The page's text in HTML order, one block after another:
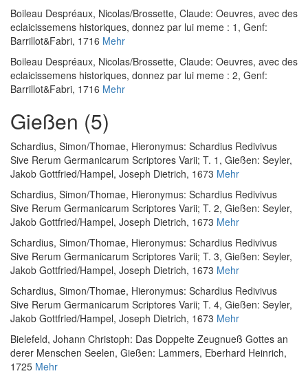
Boileau Despréaux, Nicolas/Brossette, Claude: Oeuvres, avec des
eclaicissemens historiques, donnez par lui meme : 1 , Genf:
Barrillot&Fabri, 1716 Mehr
Boileau Despréaux, Nicolas/Brossette, Claude: Oeuvres, avec des
eclaicissemens historiques, donnez par lui meme : 2, Genf:
Barrillot&Fabri, 1716 Mehr
Gießen (5)
Schardius, Simon/Thomae, Hieronymus: Schardius Redivivus
Sive Rerum Germanicarum Scriptores Varii; T. 1 , Gießen: Seyler,
Jakob Gottfried/Hampel, Joseph Dietrich, 1673 Mehr
Schardius, Simon/Thomae, Hieronymus: Schardius Redivivus
Sive Rerum Germanicarum Scriptores Varii; T. 2, Gießen: Seyler,
Jakob Gottfried/Hampel, Joseph Dietrich, 1673 Mehr
Schardius, Simon/Thomae, Hieronymus: Schardius Redivivus
Sive Rerum Germanicarum Scriptores Varii; T. 3, Gießen: Seyler,
Jakob Gottfried/Hampel, Joseph Dietrich, 1673 Mehr
Schardius, Simon/Thomae, Hieronymus: Schardius Redivivus
Sive Rerum Germanicarum Scriptores Varii; T. 4, Gießen: Seyler,
Jakob Gottfried/Hampel, Joseph Dietrich, 1673 Mehr
Bielefeld, Johann Christoph: Das Doppelte Zeugnueß Gottes an
derer Menschen Seelen, Gießen: Lammers, Eberhard Heinrich,
1725 Mehr